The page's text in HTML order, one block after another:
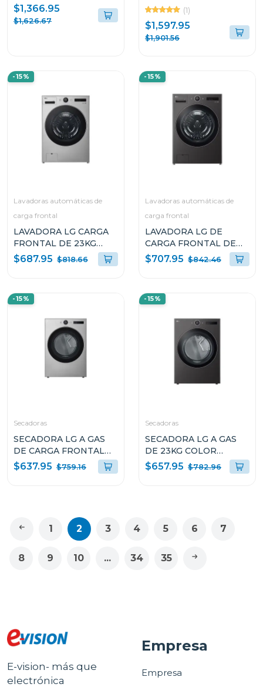
COLOR NEGRO
WM23B/DF74B
$1,366.95
$1,626.67
INSTAVIEW DOOR IN
DOOR CRAFT ICE
VS25XHWCB
(1)
$1,597.95
$1,901.56
-15%
Lavadoras automáticas de
carga frontal
LAVADORA LG CARGA
FRONTAL DE 23KG
TURBOWASH 360 AI
DD CON VAPOR
$687.95 $818.66
-15%
Lavadoras automáticas de
carga frontal
LAVADORA LG DE
CARGA FRONTAL DE
23KG TURBOWASH 360
AI DD CON VAPOR
$707.95 $842.46
-15%
Secadoras
SECADORA LG A GAS
DE CARGA FRONTAL
22KG COLOR GRIS
THINQ DF74VFXS6
$637.95 $759.16
-15%
Secadoras
SECADORA LG A GAS
DE 23KG COLOR
NEGRO THINQ
D74BFXS6
$657.95 $782.96
1 2 3 4 5 6 7
8 9 10 ... 34 35
E-vision- más que
electrónica
Empresa
Empresa